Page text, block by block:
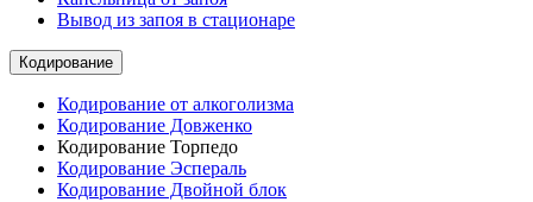
Вывод из запоя в стационаре
Кодирование
Кодирование от алкоголизма
Кодирование Довженко
Кодирование Торпедо
Кодирование Эспераль
Кодирование Двойной блок